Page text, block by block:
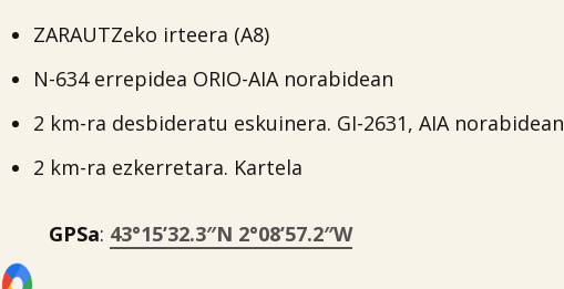
ZARAUTZeko irteera (A8)
N-634 errepidea ORIO-AIA norabidean
2 km-ra desbideratu eskuinera. GI-2631, AIA norabidean
2 km-ra ezkerretara. Kartela
GPSa: 43°15’32.3″N 2°08’57.2″W